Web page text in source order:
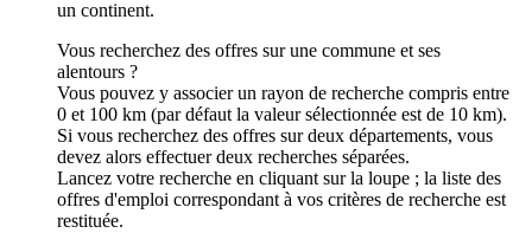
un continent.
Vous recherchez des offres sur une commune et ses
alentours ?
Vous pouvez y associer un rayon de recherche compris entre
0 et 100 km (par défaut la valeur sélectionnée est de 10 km).
Si vous recherchez des offres sur deux départements, vous
devez alors effectuer deux recherches séparées.
Lancez votre recherche en cliquant sur la loupe ; la liste des
offres d'emploi correspondant à vos critères de recherche est
restituée.